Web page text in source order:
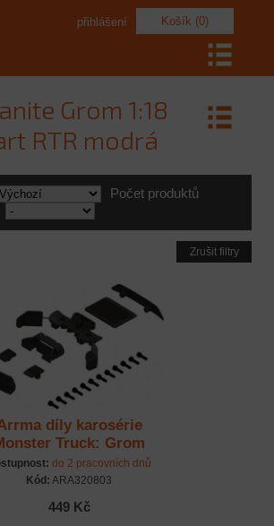
Košík (0)
přihlášení
Grom 1:18
RTR modrá
Počet produktů
Zrušit filtry
díly karosérie
Truck: Grom
do 2 pracovních dnů
Kód: ARA320803
449 Kč